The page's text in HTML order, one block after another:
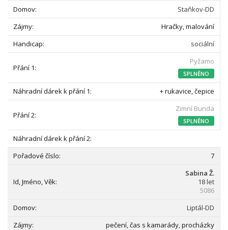
Staňkov-DD
Hračky, malování
sociální
Pyžamo
SPLNĚNO
+ rukavice, čepice
Zimní Bunda
SPLNĚNO
7
Sabina Ž.
18 let
5086
Liptál-DD
pečení, čas s kamarády, procházky